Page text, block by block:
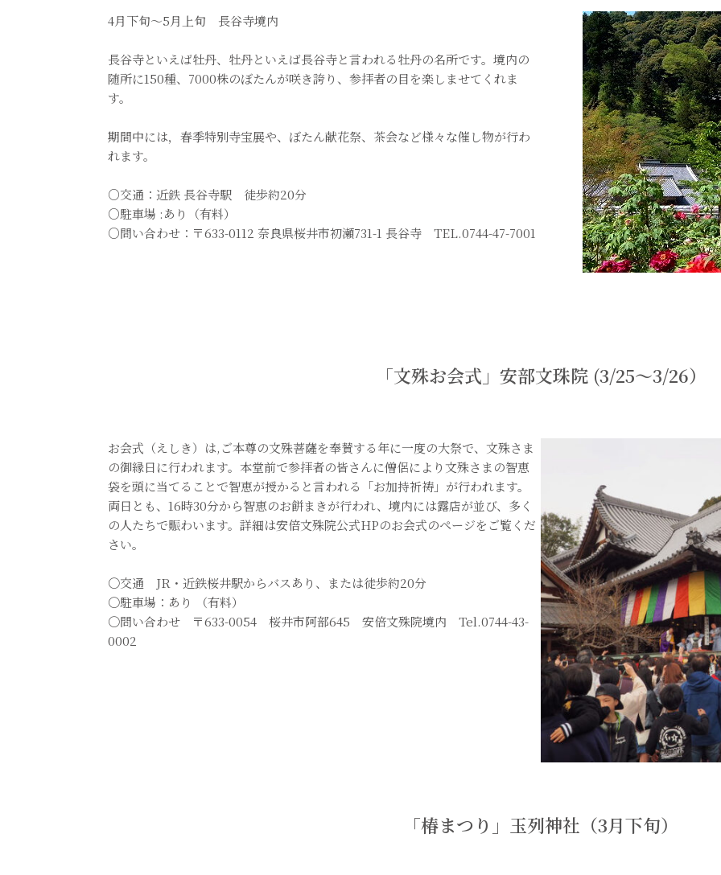
4月下旬～5月上旬 長谷寺境内
長谷寺といえば牡丹、牡丹といえば長谷寺と言われる牡丹の名所です。境内の
随所に150種、7000株のぼたんが咲き誇り、参拝者の目を楽しませてくれま
す。
期間中には，春季特別寺宝展や、ぼたん献花祭、茶会など様々な催し物が行わ
れます。
○交通：近鉄 長谷寺駅 徒歩約20分
○駐車場 :あり（有料）
○問い合わせ：〒633-0112 奈良県桜井市初瀬731-1 長谷寺 TEL.0744-47-7001
「文殊お会式」安部文珠院 (3/25～3/26）
お会式（えしき）は,ご本尊の文殊菩薩を奉賛する年に一度の大祭で、文殊さま
の御縁日に行われます。本堂前で参拝者の皆さんに僧侶により文殊さまの智恵
袋を頭に当てることで智恵が授かると言われる「お加持祈祷」が行われます。
両日とも、16時30分から智恵のお餅まきが行われ、境内には露店が並び、多く
の人たちで賑わいます。詳細は安倍文殊院公式HPのお会式のページをご覧くだ
さい。
〇交通 JR・近鉄桜井駅からバスあり、または徒歩約20分
〇駐車場：あり （有料）
〇問い合わせ 〒633-0054 桜井市阿部645 安倍文殊院境内 Tel.0744-43-
0002
「椿まつり」玉列神社（3月下旬）